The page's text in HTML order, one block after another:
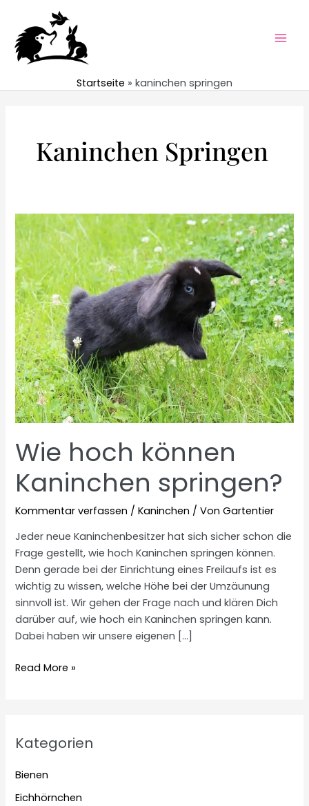
springen
Startseite kaninchen springen
Kaninchen Springen
Wie hoch können
Kaninchen springen?
Kommentar verfassen /Kaninchen / VonGartentier
Jeder neue Kaninchenbesitzer hat sich sicher schon die
Frage gestellt, wie hoch Kaninchen springen können.
Denn gerade bei der Einrichtung eines Freilaufs ist es
wichtig zu wissen, welche Höhe bei der Umzäunung
sinnvoll ist. Wir gehen der Frage nach und klären Dich
darüber auf, wie hoch ein Kaninchen springen kann.
Dabei haben wir unsere eigenen […]
Wie
Read More »
Kategorien
Bienen
Eichhörnchen